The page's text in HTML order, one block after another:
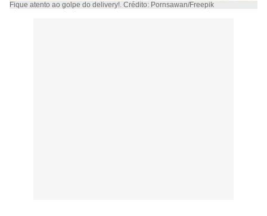
Fique atento ao golpe do delivery!. Crédito: Pornsawan/Freepik